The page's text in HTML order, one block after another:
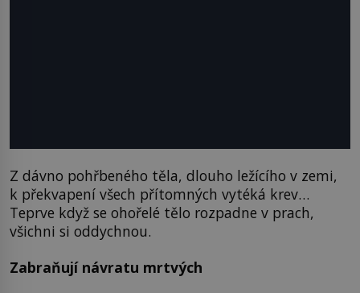
Z dávno pohřbeného těla, dlouho ležícího v zemi,
k překvapení všech přítomných vytéká krev…
Teprve když se ohořelé tělo rozpadne v prach,
všichni si oddychnou.
Zabraňují návratu mrtvých